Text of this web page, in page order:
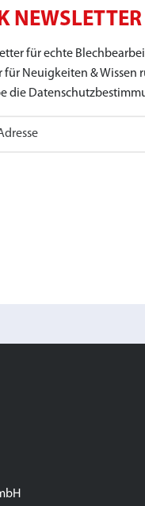
NEWSLETTER
für echte
für Neuigkeiten & Wissen
die